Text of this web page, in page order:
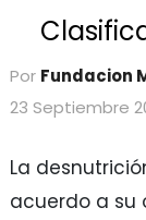
Por Fundacion
23 Septiembre
La
acuerdo a su